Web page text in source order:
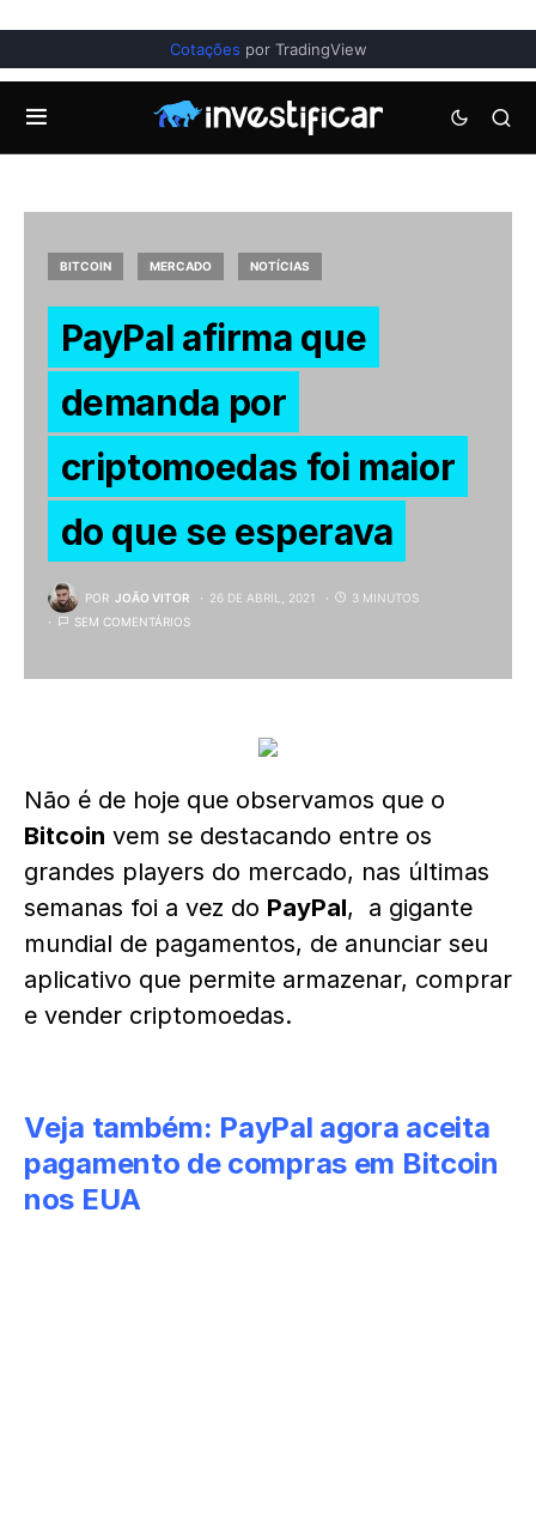
Cotações por TradingView
BITCOIN MERCADO NOTÍCIAS
PayPal afirma que
demanda por
criptomoedas foi maior
do que se esperava
POR JOÃO VITOR 26 DE ABRIL, 2021
3 MINUTOS
SEM COMENTÁRIOS
Não é de hoje que observamos que o
Bitcoin vem se destacando entre os
grandes players do mercado, nas últimas
semanas foi a vez do PayPal, a gigante
mundial de pagamentos, de anunciar seu
aplicativo que permite armazenar, comprar
e vender criptomoedas.
Veja também: PayPal agora aceita
pagamento de compras em Bitcoin
nos EUA